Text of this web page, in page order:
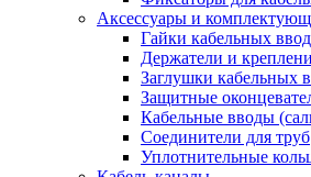
Аксессуары и
Гайки кабельных
Держатели и
Заглушки кабельных
Защитные
Кабельные вводы
Соединители для труб
Уплотнительные